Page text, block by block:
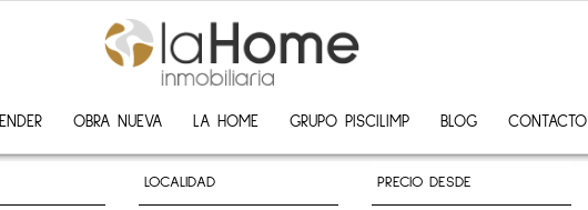
OBRA NUEVA LA HOME GRUPO PISCILIMP BLOG CONTACTO